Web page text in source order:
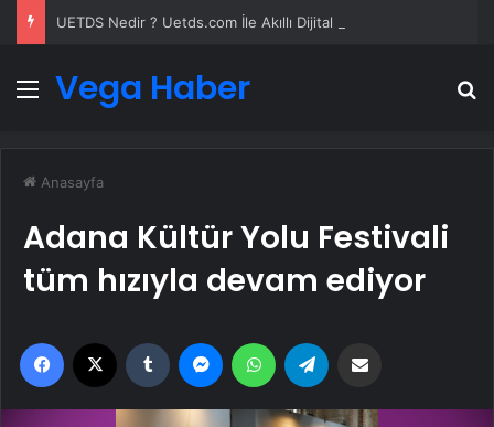
Menü
Vega Haber
Anasayfa
Adana Kültür Yolu Festivali
tüm hızıyla devam ediyor
Facebook Tumblr MessengerWhatsApp